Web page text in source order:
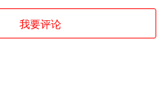
我要评论